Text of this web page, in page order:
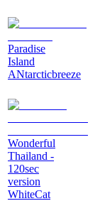
Paradise
Island
ANtarcticbreeze
Wonderful
Thailand -
120sec
version
WhiteCat